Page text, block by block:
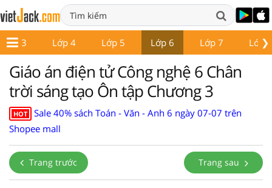
❯
Lớp 3 Lớp 4 Lớp 5 Lớp 6 Lớp 7 Lớp 8
Giáo án điện tử Công nghệ 6 Chân
trời sáng tạo Ôn tập Chương 3
HOT
Sale 40% sách Toán - Văn - Anh 6 ngày 07-07 trên
Shopee mall
Trang trước Trang sau